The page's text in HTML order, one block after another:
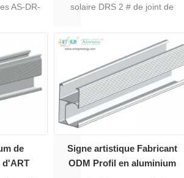
AS-DR-
profil en
de rail
à
de
solaire DRS 2 # de joint de
aluminium anodisé sert à
connecter les rails AS-DR-01A,
AS-DR-01B, AS-DR-03, AS-DR-
04 ect. Il est facile à installer
avec un rivet et renforcé par
des vis autoperceuses.
de
d'ART
Signe artistique Fabricant
ODM Profil en aluminium